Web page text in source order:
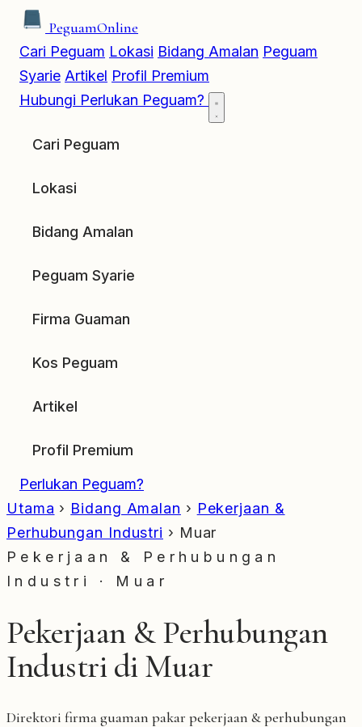
PeguamOnline
Cari Peguam Lokasi Bidang Amalan Peguam
Syarie Artikel Profil Premium
Hubungi Perlukan Peguam?
Cari Peguam
Lokasi
Bidang Amalan
Peguam Syarie
Firma Guaman
Kos Peguam
Artikel
Profil Premium
Perlukan Peguam?
Utama › Bidang Amalan › Pekerjaan &
Perhubungan Industri › Muar
Pekerjaan & Perhubungan
Industri · Muar
Pekerjaan & Perhubungan
Industri di Muar
Direktori firma guaman pakar pekerjaan & perhubungan